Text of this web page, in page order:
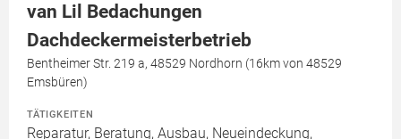
van Lil Bedachungen
Dachdeckermeisterbetrieb
Bentheimer Str. 219 a, 48529 Nordhorn (16km von 48529
Emsbüren)
TÄTIGKEITEN
Reparatur, Beratung, Ausbau, Neueindeckung,